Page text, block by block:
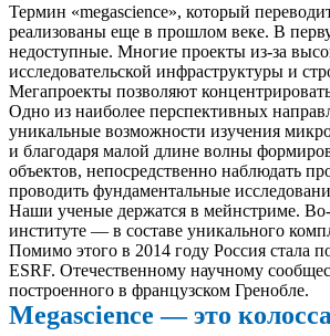
Термин «megascience», который
реализованы еще в прошлом веке. В
недоступные. Многие проекты из-за
исследовательской инфраструктуры и
Мегапроекты позволяют
Одно из наиболее перспективных
уникальные возможности изучения
и благодаря малой длине волны
объектов, непосредственно наблюдать
проводить фундаментальные
Наши ученые держатся в мейнстриме.
институте — в составе уникального
Помимо этого в 2014 году Россия стала
ESRF. Отечественному научному
построенного в французском Гренобле.
Мegascience — это